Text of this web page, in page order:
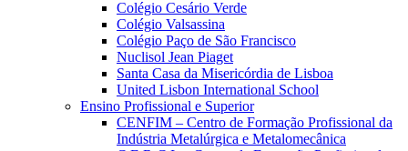
Colégio Cesário Verde
Colégio Valsassina
Colégio Paço de São Francisco
Nuclisol Jean Piaget
Santa Casa da Misericórdia de Lisboa
United Lisbon International School
Ensino Profissional e Superior
CENFIM – Centro de Formação Profissional da
Indústria Metalúrgica e Metalomecânica